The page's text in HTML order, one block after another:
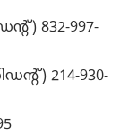
832-997-
214-930-